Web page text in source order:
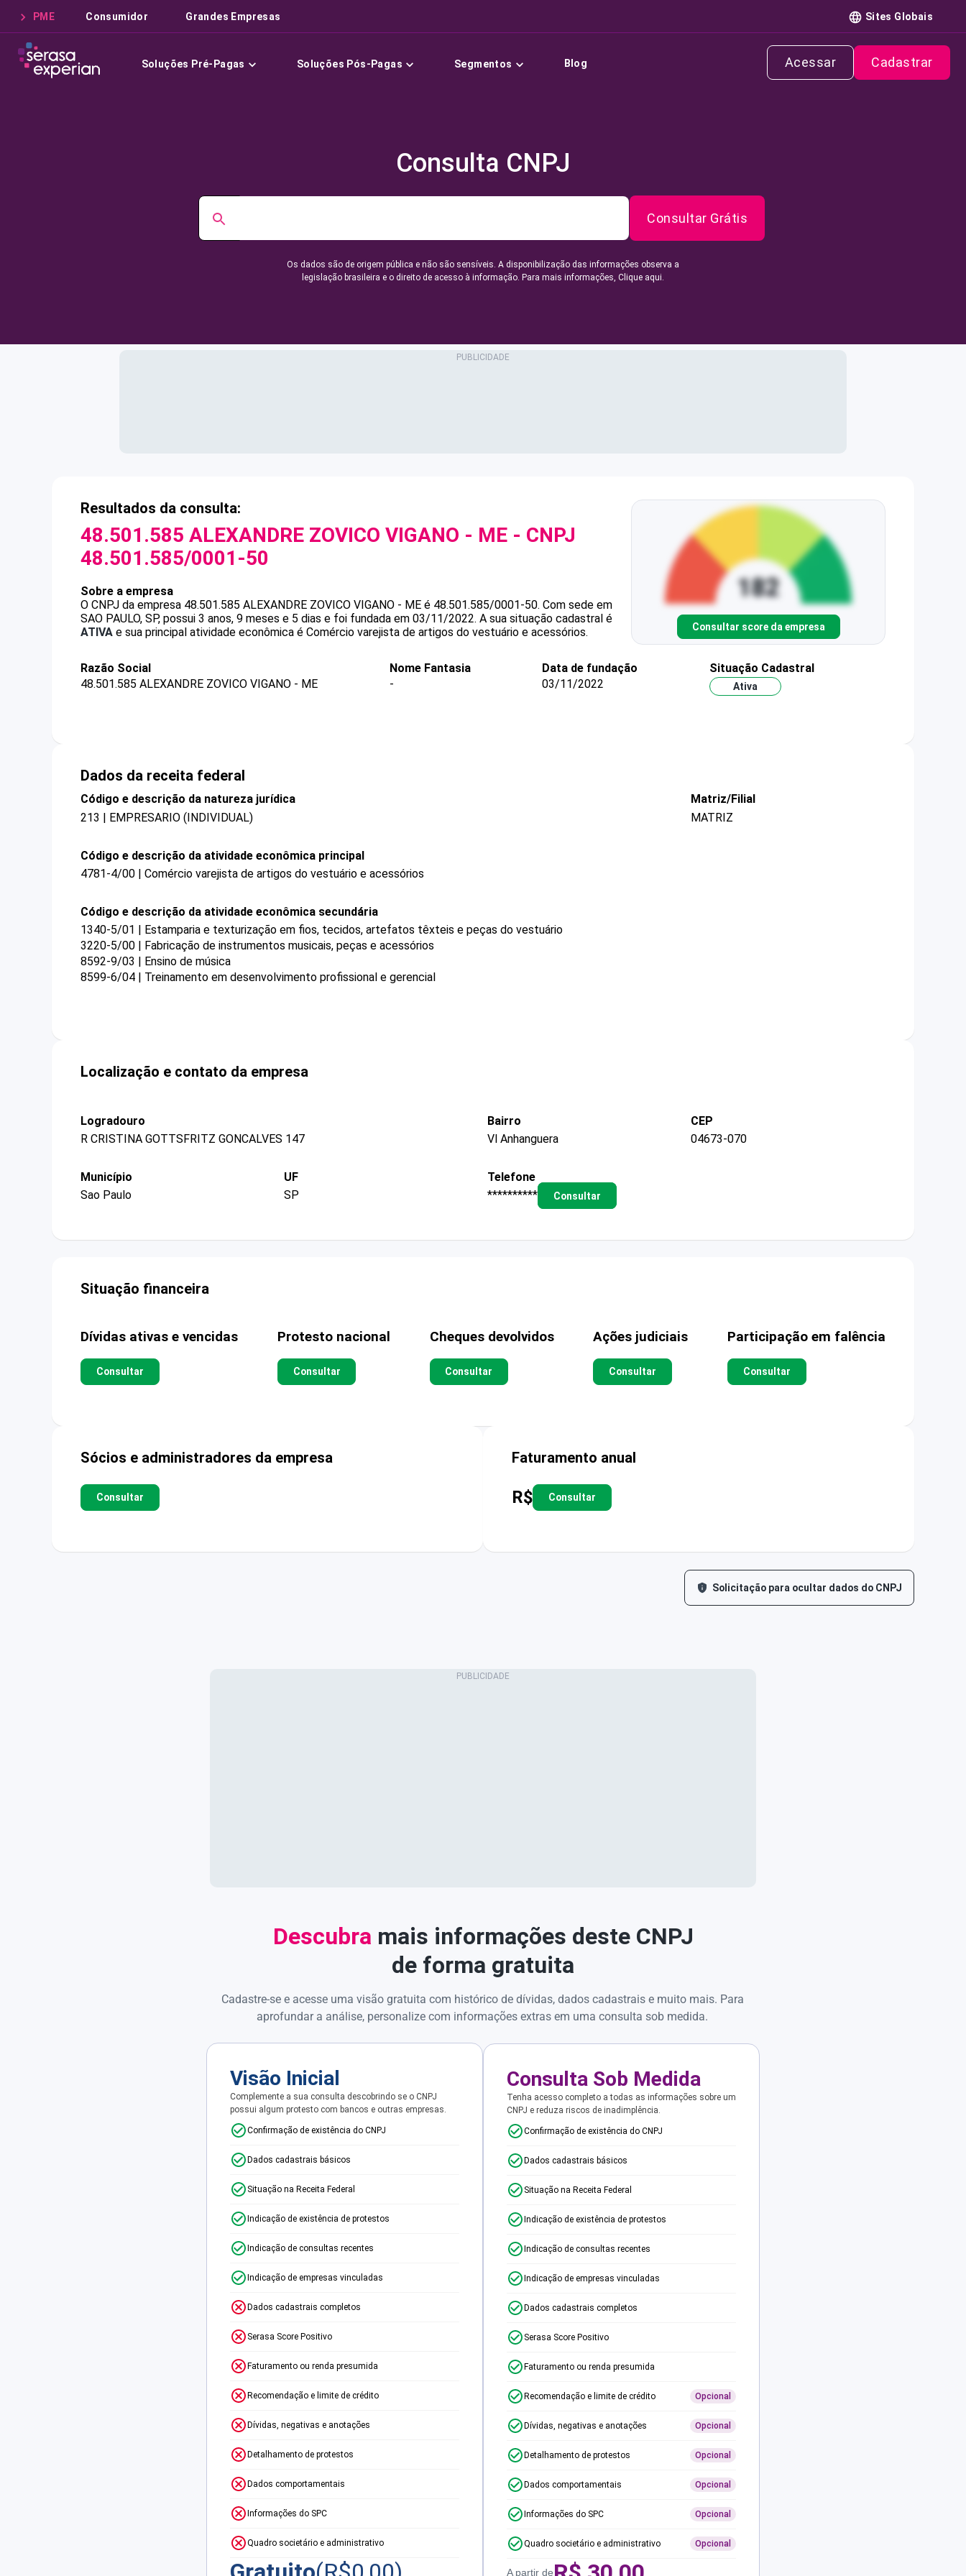
PME Consumidor Grandes Empresas Sites Globais
Soluções Pré-Pagas Soluções Pós-Pagas Segmentos Blog Acessar Cadastrar
Consulta CNPJ
Consultar Grátis
Os dados são de origem pública e não são sensíveis. A disponibilização das informações observa a
legislação brasileira e o direito de acesso à informação. Para mais informações, Clique aqui.
Resultados da consulta:
48.501.585 ALEXANDRE ZOVICO VIGANO - ME - CNPJ
48.501.585/0001-50
Sobre a empresa
O CNPJ da empresa 48.501.585 ALEXANDRE ZOVICO VIGANO - ME é 48.501.585/0001-50. Com sede em
SAO PAULO, SP, possui 3 anos, 9 meses e 5 dias e foi fundada em 03/11/2022. A sua situação cadastral é
ATIVA e sua principal atividade econômica é Comércio varejista de artigos do vestuário e acessórios. Consultar score da empresa
Razão Social
48.501.585 ALEXANDRE ZOVICO VIGANO - ME
Nome Fantasia
-
Data de fundação
03/11/2022
Situação Cadastral
Ativa
Dados da receita federal
Código e descrição da natureza jurídica
213 | EMPRESARIO (INDIVIDUAL)
Matriz/Filial
MATRIZ
Código e descrição da atividade econômica principal
4781-4/00 | Comércio varejista de artigos do vestuário e acessórios
Código e descrição da atividade econômica secundária
1340-5/01 | Estamparia e texturização em fios, tecidos, artefatos têxteis e peças do vestuário
3220-5/00 | Fabricação de instrumentos musicais, peças e acessórios
8592-9/03 | Ensino de música
8599-6/04 | Treinamento em desenvolvimento profissional e gerencial
Localização e contato da empresa
Logradouro
R CRISTINA GOTTSFRITZ GONCALVES 147
Bairro
Vl Anhanguera
CEP
04673-070
Município
Sao Paulo
UF
SP
Telefone
**********
Consultar
Situação financeira
Dívidas ativas e vencidas
Consultar
Protesto nacional
Consultar
Cheques devolvidos
Consultar
Ações judiciais
Consultar
Participação em falência
Consultar
Sócios e administradores da empresa
Consultar
Faturamento anual
R$ Consultar
Solicitação para ocultar dados do CNPJ
Descubra mais informações deste CNPJ
de forma gratuita
Cadastre-se e acesse uma visão gratuita com histórico de dívidas, dados cadastrais e muito mais. Para
aprofundar a análise, personalize com informações extras em uma consulta sob medida.
Visão Inicial
Complemente a sua consulta descobrindo se o CNPJ
possui algum protesto com bancos e outras empresas.
Confirmação de existência do CNPJ
Dados cadastrais básicos
Situação na Receita Federal
Indicação de existência de protestos
Indicação de consultas recentes
Indicação de empresas vinculadas
Dados cadastrais completos
Serasa Score Positivo
Faturamento ou renda presumida
Recomendação e limite de crédito
Dívidas, negativas e anotações
Detalhamento de protestos
Dados comportamentais
Informações do SPC
Quadro societário e administrativo
Consulta Sob Medida
Tenha acesso completo a todas as informações sobre um
CNPJ e reduza riscos de inadimplência.
Confirmação de existência do CNPJ
Dados cadastrais básicos
Situação na Receita Federal
Indicação de existência de protestos
Indicação de consultas recentes
Indicação de empresas vinculadas
Dados cadastrais completos
Serasa Score Positivo
Faturamento ou renda presumida
Recomendação e limite de crédito Opcional
Dívidas, negativas e anotações Opcional
Detalhamento de protestos Opcional
Dados comportamentais Opcional
Informações do SPC Opcional
Quadro societário e administrativo Opcional
A partir de